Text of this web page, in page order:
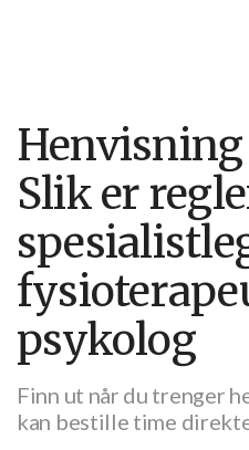
Slik er
psykolog
Finn ut når du trenger
kan bestille time